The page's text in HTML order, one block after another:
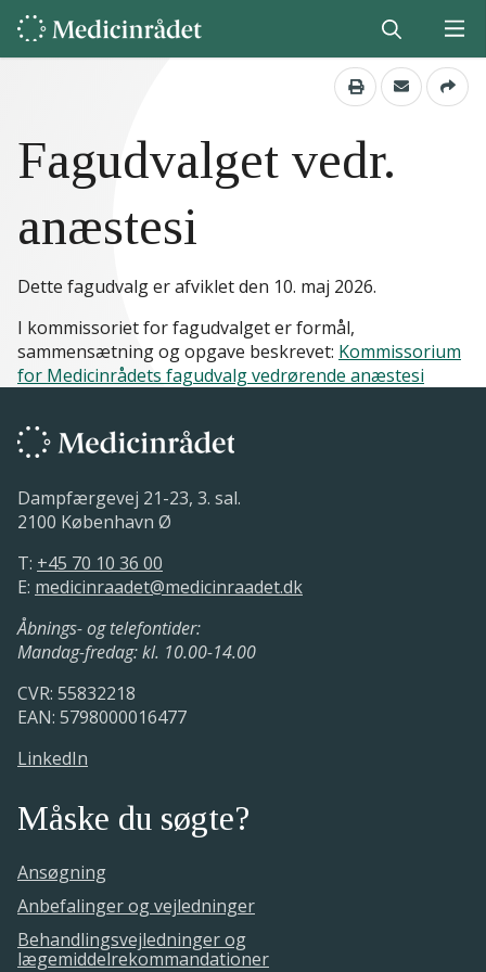
Fagudvalget vedr.
anæstesi
Dette fagudvalg er afviklet den 10. maj 2026.
I kommissoriet for fagudvalget er formål,
sammensætning og opgave beskrevet: Kommissorium
for Medicinrådets fagudvalg vedrørende anæstesi
Dampfærgevej 21-23, 3. sal.
2100 København Ø
T: +45 70 10 36 00
E: medicinraadet@medicinraadet.dk
Åbnings- og telefontider:
Mandag-fredag: kl. 10.00-14.00
CVR: 55832218
EAN: 5798000016477
LinkedIn
Måske du søgte?
Ansøgning
Anbefalinger og vejledninger
Behandlingsvejledninger og
lægemiddelrekommandationer